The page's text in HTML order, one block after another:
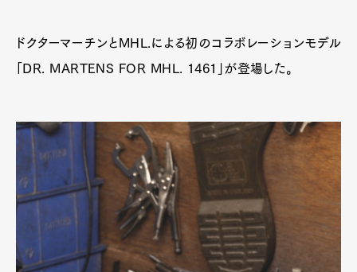
ドクターマーチンとMHL.による初のコラボレーションモデル
「DR. MARTENS FOR MHL. 1461」が登場した。